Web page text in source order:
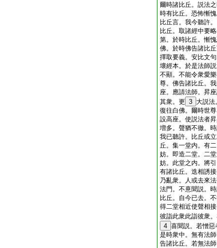
爾時諸比丘。説法
時有比丘。恐怖慚
比丘言。我今聽許
比丘。取諸經中要
第。於時比丘。慚
佛。於時佛告諸比
擇取要義。安比文
壞經本。於是法師
不顯。不能令衆愛
尊。佛告諸比丘。
座。應請法師。昇
其衆。更 3 大説法
復往白佛。爾時世
設高座。使説法者
増多。聲猶不徹。
我已聽許。比丘或
丘。集一堂内。有
妨。即造二堂。二
妨。此堂之内。將
有諸比丘。迭相誘
乃亂衆。人或去來
法門。不憙聞説。
比丘。自今已去。
得二堂相近使聲相
彼詣此衆此詣彼衆
4 喜聞説。若憎
是時衆中。無有法
告諸比丘。若無法